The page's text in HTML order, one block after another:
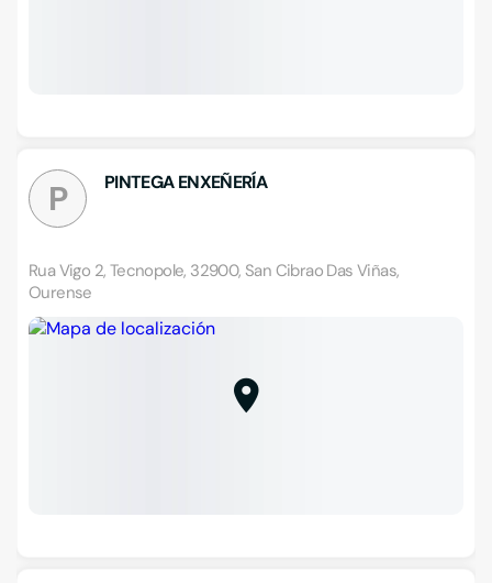
P PINTEGA ENXEÑERÍA
Rua Vigo 2, Tecnopole, 32900, San Cibrao Das Viñas,
Ourense